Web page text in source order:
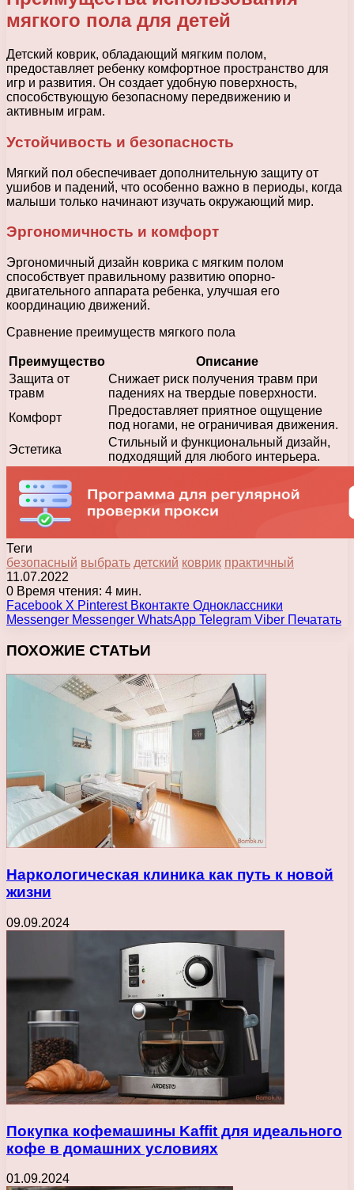
мягкого пола для детей
Детский коврик, обладающий мягким полом,
предоставляет ребенку комфортное пространство для
игр и развития. Он создает удобную поверхность,
способствующую безопасному передвижению и
активным играм.
Устойчивость и безопасность
Мягкий пол обеспечивает дополнительную защиту от
ушибов и падений, что особенно важно в периоды, когда
малыши только начинают изучать окружающий мир.
Эргономичность и комфорт
Эргономичный дизайн коврика с мягким полом
способствует правильному развитию опорно-
двигательного аппарата ребенка, улучшая его
координацию движений.
Сравнение преимуществ мягкого пола
Преимущество
Описание
Защита от
травм
Снижает риск получения травм при
падениях на твердые поверхности.
Комфорт
Предоставляет приятное ощущение
под ногами, не ограничивая движения.
Эстетика
Стильный и функциональный дизайн,
подходящий для любого интерьера.
Теги
безопасный выбрать детский коврик практичный
11.07.2022
0 Время чтения: 4 мин.
Facebook X Pinterest Вконтакте Одноклассники
Messenger Messenger WhatsApp Telegram Viber Печатать
ПОХОЖИЕ СТАТЬИ
Наркологическая клиника как путь к новой
жизни
09.09.2024
Покупка кофемашины Kaffit для идеального
кофе в домашних условиях
01.09.2024